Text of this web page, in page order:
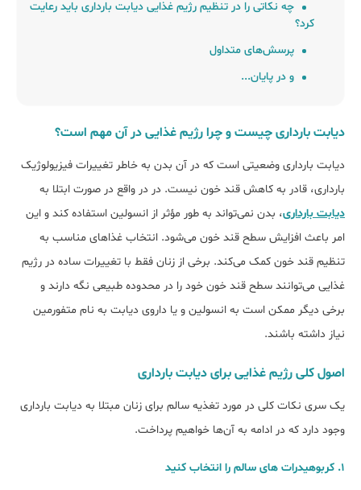
ﭼﻪ ﻧﮑﺎﺗﯽ را در تنظیم رژﯾﻢ ﻏﺬایی دﯾﺎﺑﺖ ﺑﺎرداری ﺑﺎﯾﺪ رﻋﺎﯾﺖ
کرد؟
پرسش‌های متداول
و در پایان...
دﯾﺎﺑﺖ ﺑﺎرداری ﭼﯿﺴﺖ و ﭼﺮا رژﯾﻢ غذایی در آن ﻣﻬﻢ اﺳﺖ؟
دیابت بارداری وضعیتی است که در آن بدن به خاطر تغییرات فیزیولوژیک
بارداری، قادر به کاهش قند خون نیست. در در واقع در صورت ابتلا به
دیابت بارداری، بدن نمی‌تواند به طور مؤثر از انسولین استفاده کند و این
امر باعث افزایش سطح قند خون می‌شود. انتخاب غذاهای مناسب به
تنظیم قند خون کمک می‌کند. برخی از زنان فقط با تغییرات ساده در رژیم
غذایی می‌توانند سطح قند خون خود را در محدوده طبیعی نگه دارند و
برخی دیگر ممکن است به انسولین و یا داروی دیابت به نام متفورمین
نیاز داشته باشند.
اﺻﻮل ﮐﻠﯽ رژﯾﻢ غذایی ﺑﺮای دﯾﺎﺑﺖ ﺑﺎرداری
یک سری نکات کلی در مورد تغذیه سالم برای زنان مبتلا به دیابت بارداری
وجود دارد که در ادامه به آن‌ها خواهیم پرداخت.
۱. کربوهیدرات های سالم را انتخاب کنید